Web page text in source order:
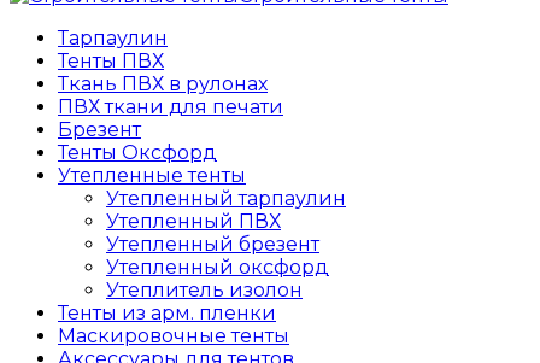
Тарпаулин
Тенты ПВХ
Ткань ПВХ в рулонах
ПВХ ткани для печати
Брезент
Тенты Оксфорд
Утепленные тенты
Утепленный тарпаулин
Утепленный ПВХ
Утепленный брезент
Утепленный оксфорд
Утеплитель изолон
Тенты из арм. пленки
Маскировочные тенты